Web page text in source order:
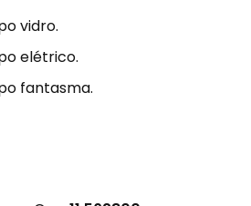
vidro.
elétrico.
fantasma.